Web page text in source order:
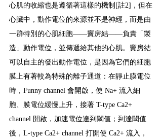
心肌的收縮也是遵循著這樣的機制[註2]，但在
心臟中，動作電位的來源並不是神經，而是由
一群特別的心肌細胞——竇房結——負責「製
造」動作電位，並傳遞給其他的心肌。竇房結
可以自主的發出動作電位，是因為它們的細胞
膜上有著較為特殊的離子通道：在靜止膜電位
時，Funny channel 會開啟，使 Na+ 流入細
胞、膜電位緩慢上升，接著 T-type Ca2+
channel 開啟，加速電位達到閾值；到達閾值
後，L-type Ca2+ channel 打開使 Ca2+ 流入，